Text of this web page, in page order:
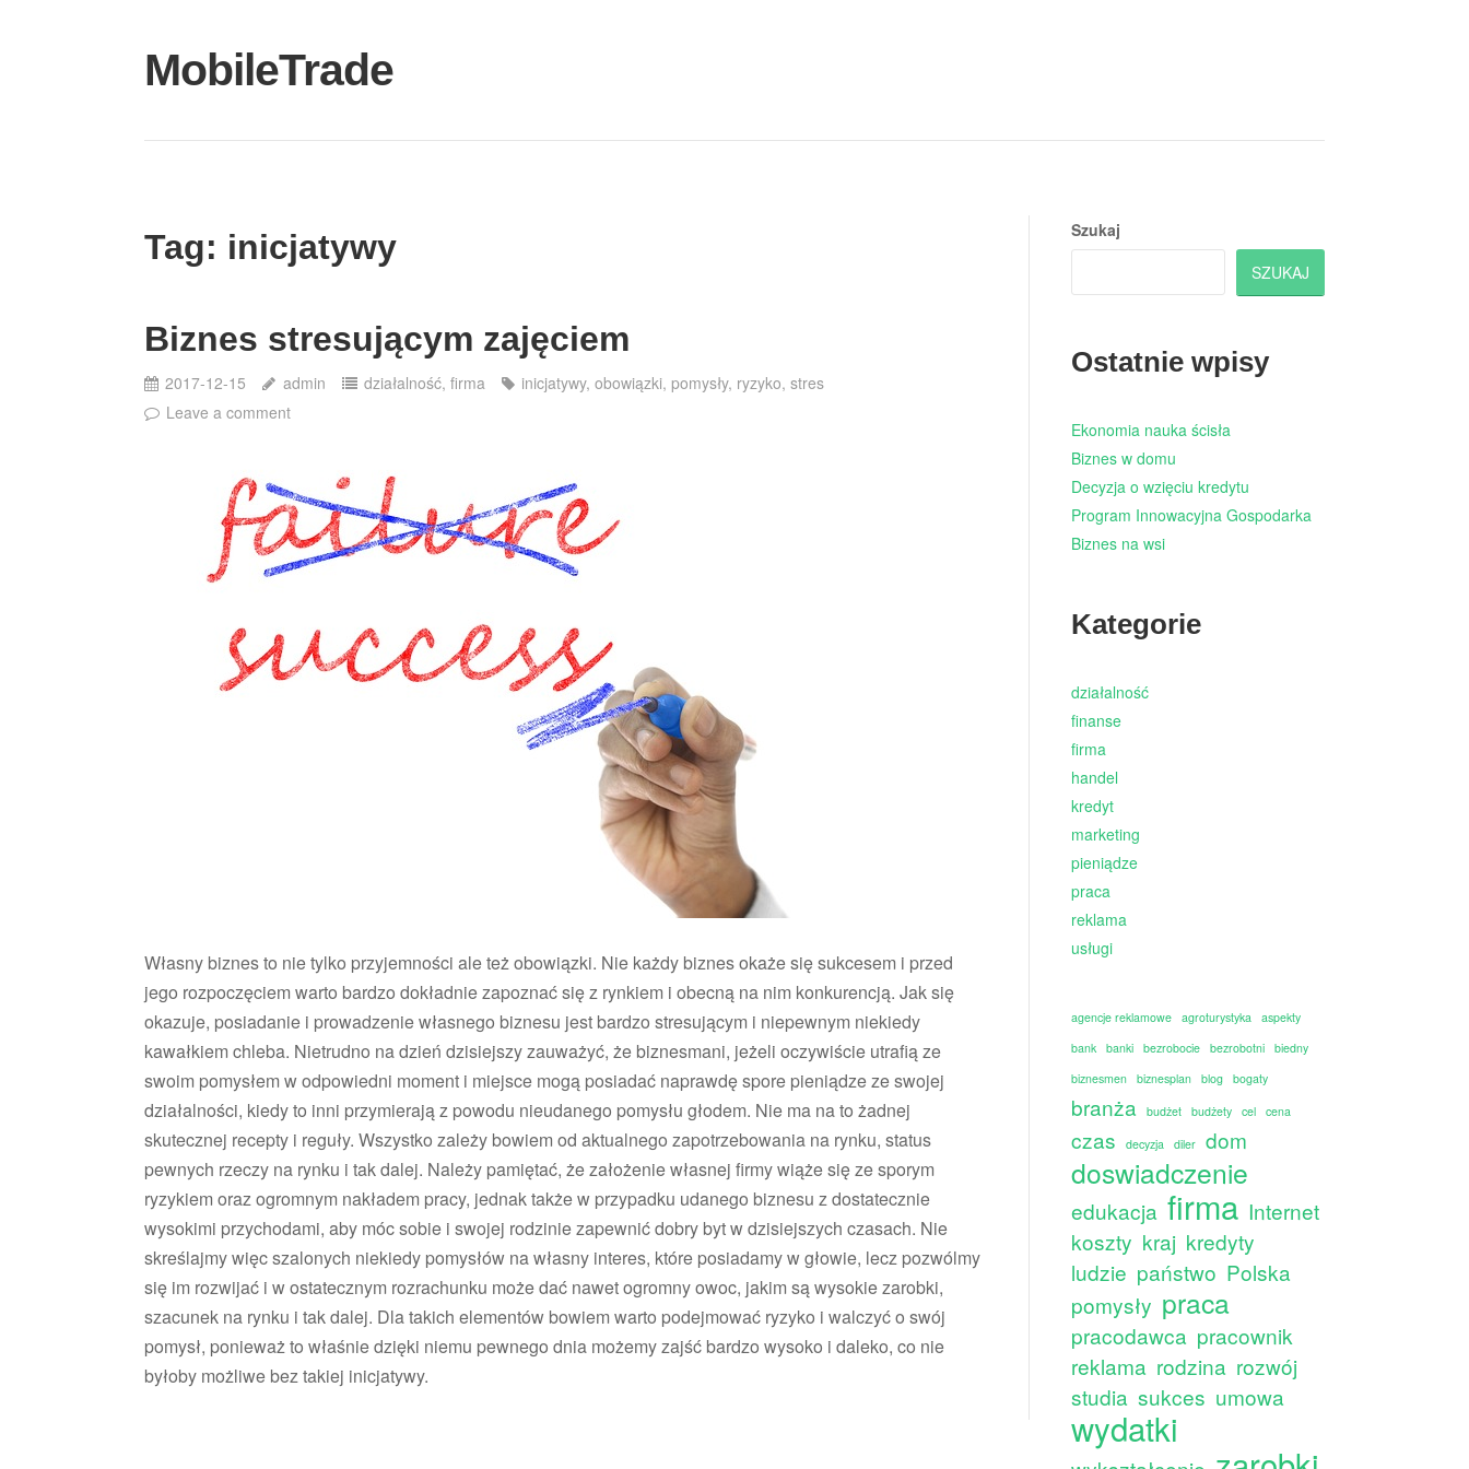
content
MobileTrade
Tag: inicjatywy
Biznes stresującym zajęciem
2017-12-15 admin działalność,firma inicjatywy,obowiązki,pomysły, ryzyko,stres
Leave a comment
Własny biznes to nie tylko przyjemności ale też obowiązki. Nie każdy biznes okaże się sukcesem i przed
jego rozpoczęciem warto bardzo dokładnie zapoznać się z rynkiem i obecną na nim konkurencją. Jak się
okazuje, posiadanie i prowadzenie własnego biznesu jest bardzo stresującym i niepewnym niekiedy
kawałkiem chleba. Nietrudno na dzień dzisiejszy zauważyć, że biznesmani, jeżeli oczywiście utrafią ze
swoim pomysłem w odpowiedni moment i miejsce mogą posiadać naprawdę spore pieniądze ze swojej
działalności, kiedy to inni przymierają z powodu nieudanego pomysłu głodem. Nie ma na to żadnej
skutecznej recepty i reguły. Wszystko zależy bowiem od aktualnego zapotrzebowania na rynku, status
pewnych rzeczy na rynku i tak dalej. Należy pamiętać, że założenie własnej firmy wiąże się ze sporym
ryzykiem oraz ogromnym nakładem pracy, jednak także w przypadku udanego biznesu z dostatecznie
wysokimi przychodami, aby móc sobie i swojej rodzinie zapewnić dobry byt w dzisiejszych czasach. Nie
skreślajmy więc szalonych niekiedy pomysłów na własny interes, które posiadamy w głowie, lecz pozwólmy
się im rozwijać i w ostatecznym rozrachunku może dać nawet ogromny owoc, jakim są wysokie zarobki,
szacunek na rynku i tak dalej. Dla takich elementów bowiem warto podejmować ryzyko i walczyć o swój
pomysł, ponieważ to właśnie dzięki niemu pewnego dnia możemy zajść bardzo wysoko i daleko, co nie
byłoby możliwe bez takiej inicjatywy.
Szukaj
SZUKAJ
Ostatnie wpisy
Ekonomia nauka ścisła
Biznes w domu
Decyzja o wzięciu kredytu
Program Innowacyjna Gospodarka
Biznes na wsi
Kategorie
działalność
finanse
firma
handel
kredyt
marketing
pieniądze
praca
reklama
usługi
agencje reklamowe agroturystyka
aspekty
bank
banki bezrobocie bezrobotni
biedny
biznesmen
biznesplan blog bogaty
branża budżet budżety cel cena
czas decyzja diler dom
doswiadczenie
edukacja firma Internet
koszty kraj kredyty
ludzie państwo Polska
pomysły praca
pracodawca pracownik
reklama rodzina rozwój
studia sukces umowa
wydatki